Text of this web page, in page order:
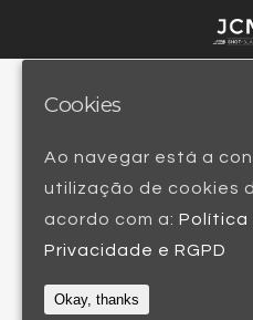
PG 6
Cookies
Ao navegar está a
utilização de cookies
acordo com a: Política
Privacidade e RGPD
Okay, thanks